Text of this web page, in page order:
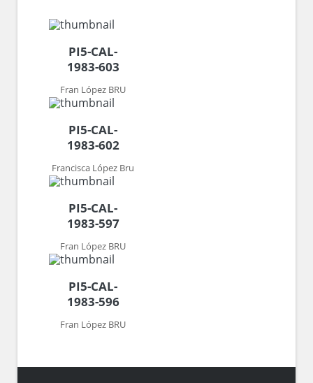
PI5-CAL-
1983-603
Fran López BRU
PI5-CAL-
1983-602
Francisca López Bru
PI5-CAL-
1983-597
Fran López BRU
PI5-CAL-
1983-596
Fran López BRU